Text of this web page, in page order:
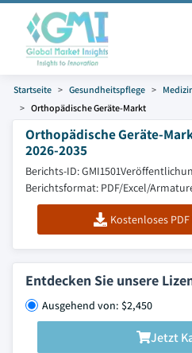
Startseite Gesundheitspflege
Orthopädische Geräte-Markt
Orthopädische Geräte-
2026-2035
Berichts-ID: GMI1501
Berichtsformat: PDF/Excel/
Kostenloses
Entdecken Sie unsere
Ausgehend von: $2,450
Jetzt